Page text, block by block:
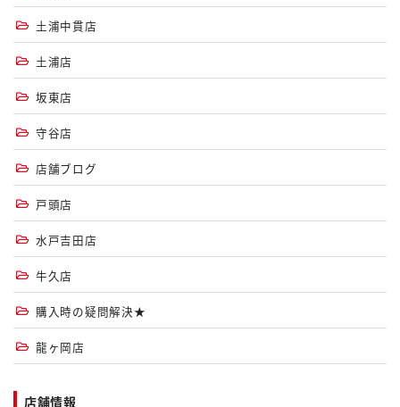
土浦中貫店
土浦店
坂東店
守谷店
店舗ブログ
戸頭店
水戸吉田店
牛久店
購入時の疑問解決★
龍ヶ岡店
店舗情報